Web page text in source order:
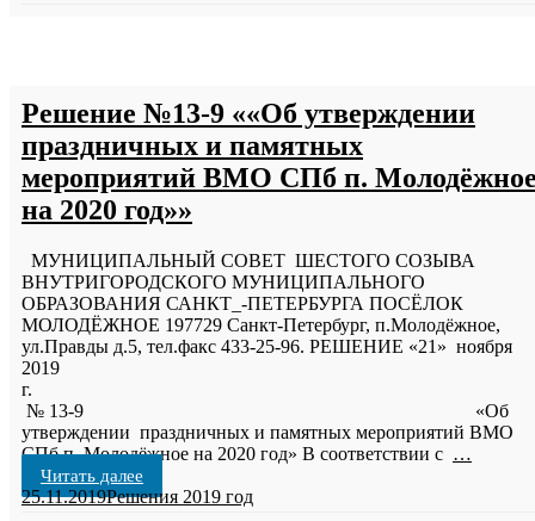
Решение №13-9 ««Об утверждении
праздничных и памятных
мероприятий ВМО СПб п.
на 2020 год»»
МУНИЦИПАЛЬНЫЙ СОВЕТ ШЕСТОГО СОЗЫВА
ВНУТРИГОРОДСКОГО МУНИЦИПАЛЬНОГО
ОБРАЗОВАНИЯ САНКТ_-ПЕТЕРБУРГА ПОСЁЛОК
МОЛОДЁЖНОЕ 197729 Санкт-Петербург, п.Молодёжное,
ул.Правды д.5, тел.факс 433-25-96. РЕШЕНИЕ «21» ноября
2019
№ 13-9 «Об
утверждении праздничных и памятных мероприятий ВМО
СПб п. Молодёжное на 2020 год» В соответствии с …
Читать далее
25.11.2019Решения 2019 год